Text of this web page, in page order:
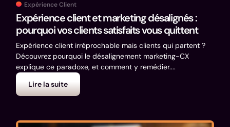
Expérience Client
Expérience client et marketing désalignés :
pourquoi vos clients satisfaits vous quittent
Expérience client irréprochable mais clients qui partent ?
Découvrez pourquoi le désalignement marketing-CX
explique ce paradoxe, et comment y remédier....
Lire la suite